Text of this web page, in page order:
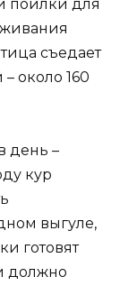
поилки для
съедает
около 160
день –
кур
выгуле,
готовят
должно